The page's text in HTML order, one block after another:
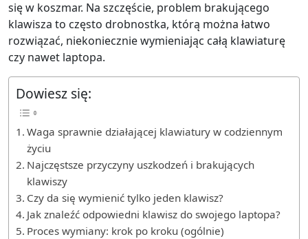
się w koszmar. Na szczęście, problem brakującego
klawisza to często drobnostka, którą można łatwo
rozwiązać, niekoniecznie wymieniając całą klawiaturę
czy nawet laptopa.
Dowiesz się:
Waga sprawnie działającej klawiatury w codziennym
życiu
Najczęstsze przyczyny uszkodzeń i brakujących
klawiszy
Czy da się wymienić tylko jeden klawisz?
Jak znaleźć odpowiedni klawisz do swojego laptopa?
Proces wymiany: krok po kroku (ogólnie)